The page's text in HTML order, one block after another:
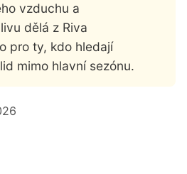
vzduchu a
dělá z Riva
pro ty, kdo hledají
mimo hlavní sezónu.